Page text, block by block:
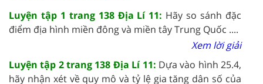
Luyện tập 1 trang 138 Địa Lí 11: Hãy so sánh đặc
điểm địa hình miền đông và miền tây Trung Quốc ....
Xem lời giải
Luyện tập 2 trang 138 Địa Lí 11: Dựa vào hình 25.4,
hãy nhận xét về quy mô và tỷ lệ gia tăng dân số của